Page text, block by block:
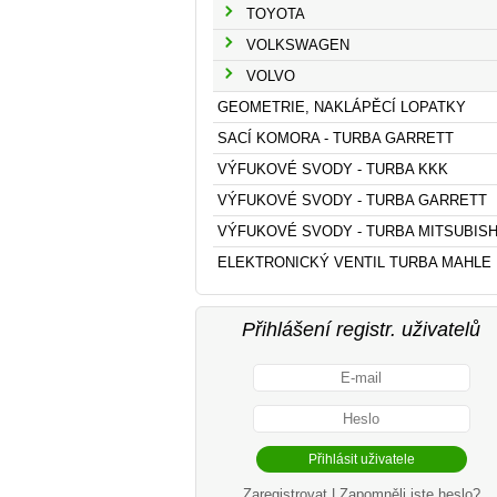
TOYOTA
VOLKSWAGEN
VOLVO
GEOMETRIE, NAKLÁPĚCÍ LOPATKY
SACÍ KOMORA - TURBA GARRETT
VÝFUKOVÉ SVODY - TURBA KKK
VÝFUKOVÉ SVODY - TURBA GARRETT
VÝFUKOVÉ SVODY - TURBA
ELEKTRONICKÝ VENTIL TURBA MAHLE
Přihlášení registr. uživatelů